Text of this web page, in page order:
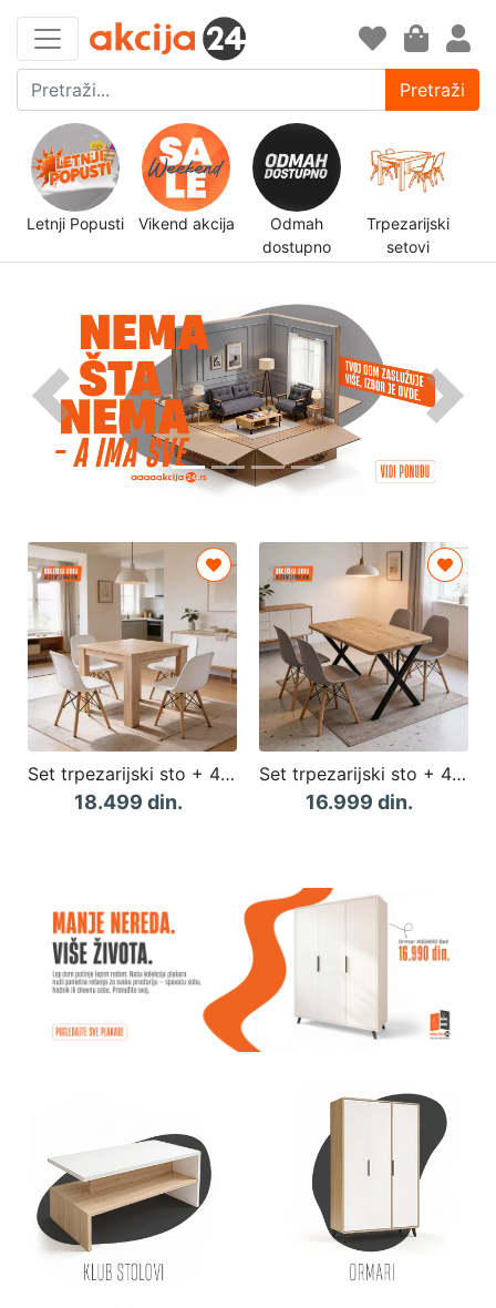
Pretraži
Letnji Popusti Vikend akcija
Odmah
dostupno
Trpezarijski
setovi
Set trpezarijski sto + 4 stolice TOSCANA
18.499 din.
Set trpezarijski sto + 4 stolice HEDRIK Siva
16.999 din.